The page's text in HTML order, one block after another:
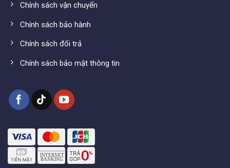
Chính sách vận chuyển
Chính sách bảo hành
Chính sách đổi trả
Chính sách bảo mật thông tin